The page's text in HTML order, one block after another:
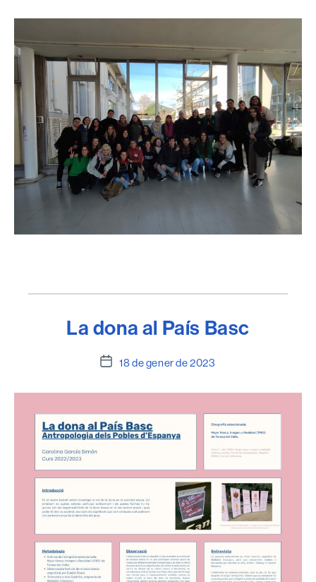
l'entrada
La dona al País Basc
Data
l'entrada
18 de gener de 2023